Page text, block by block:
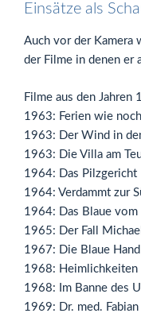
Einsätze als
Auch vor der Kamera
der Filme in denen er
Filme aus den Jahren
1963: Ferien wie
1963: Der Wind in
1963: Die Villa am
1964: Das Pilzgericht
1964: Verdammt zur
1964: Das Blaue vom
1965: Der Fall
1967: Die Blaue Hand
1968: Heimlichkeiten
1968: Im Banne des
1969: Dr. med.